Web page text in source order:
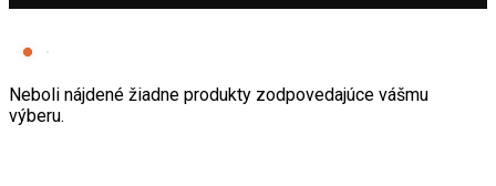
Neboli nájdené žiadne produkty zodpovedajúce vášmu
výberu.